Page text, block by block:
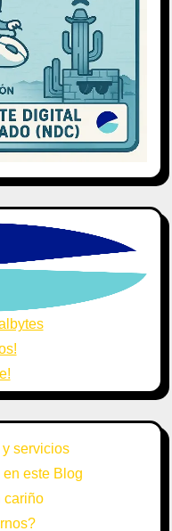
servicios
este Blog
cariño